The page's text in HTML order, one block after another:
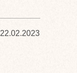
22.02.2023